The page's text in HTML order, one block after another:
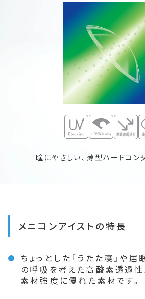
瞳にやさしい、薄型ハードコン
メニコンアイストの特長
ちょっとした「うたた寝」や
の呼吸を考えた高酸素透過性
素材強度に優れた素材です。